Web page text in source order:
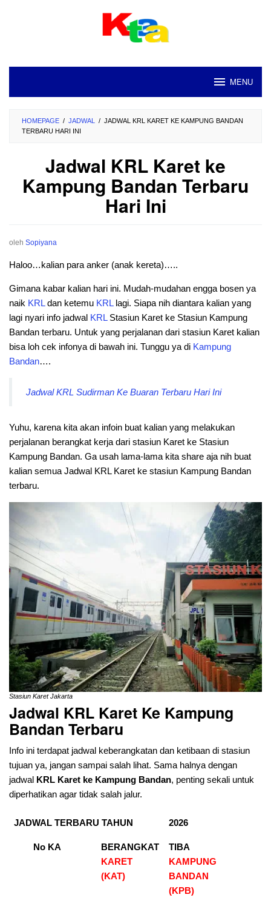
MENU
HOMEPAGE / JADWAL / JADWAL KRL KARET KE KAMPUNG BANDAN
TERBARU HARI INI
Jadwal KRL Karet ke
Kampung Bandan Terbaru
Hari Ini
oleh Sopiyana
Haloo…kalian para anker (anak kereta)…..
Gimana kabar kalian hari ini. Mudah-mudahan engga bosen ya
naik KRLdan ketemu KRLlagi. Siapa nih diantara kalian yang
lagi nyari info jadwal KRLStasiun Karet ke Stasiun Kampung
Bandan terbaru. Untuk yang perjalanan dari stasiun Karet kalian
bisa loh cek infonya di bawah ini. Tunggu ya di Kampung
Bandan….
Jadwal KRL Sudirman Ke Buaran Terbaru Hari Ini
Yuhu, karena kita akan infoin buat kalian yang melakukan
perjalanan berangkat kerja dari stasiun Karet ke Stasiun
Kampung Bandan. Ga usah lama-lama kita share aja nih buat
kalian semua Jadwal KRL Karet ke stasiun Kampung Bandan
terbaru.
Stasiun Karet Jakarta
Jadwal KRL Karet Ke Kampung
Bandan Terbaru
Info ini terdapat jadwal keberangkatan dan ketibaan di stasiun
tujuan ya, jangan sampai salah lihat. Sama halnya dengan
jadwal KRL Karet ke Kampung Bandan, penting sekali untuk
diperhatikan agar tidak salah jalur.
JADWAL TERBARU TAHUN 2026
No KA
BERANGKAT
KARET
(KAT)
TIBA
KAMPUNG
BANDAN
(KPB)